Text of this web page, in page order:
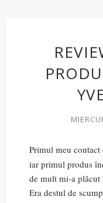
Primul meu contact
iar primul produs
de mult mi-a plăcut
Era destul de